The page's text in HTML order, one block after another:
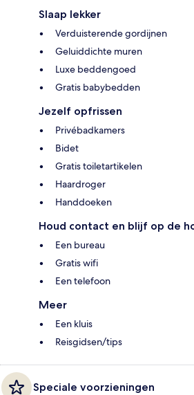
Slaap lekker
Verduisterende gordijnen
Geluiddichte muren
Luxe beddengoed
Gratis babybedden
Jezelf opfrissen
Privébadkamers
Bidet
Gratis toiletartikelen
Haardroger
Handdoeken
Houd contact en blijf op de
Een bureau
Gratis wifi
Een telefoon
Meer
Een kluis
Reisgidsen/tips
Speciale voorzieningen